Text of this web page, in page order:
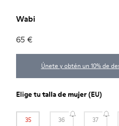
Wabi
65 €
Únete y obtén un 10% de
Elige tutalla de mujer(EU)
35 36 37